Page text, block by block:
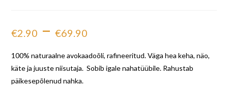
€2.90 – €69.90
100% naturaalne avokaadoõli, rafineeritud. Väga hea keha, näo,
käte ja juuste niisutaja. Sobib igale nahatüübile. Rahustab
päikesepõlenud nahka.